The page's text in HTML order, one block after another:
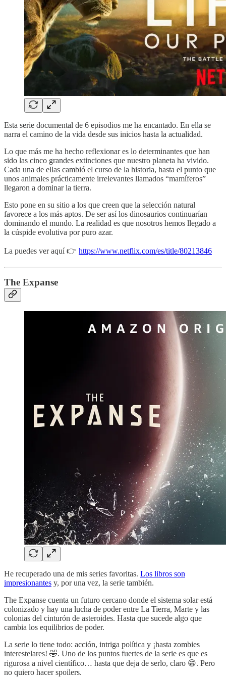
Esta serie documental de 6 episodios me ha encantado. En ella se
narra el camino de la vida desde sus inicios hasta la actualidad.
Lo que más me ha hecho reflexionar es lo determinantes que han
sido las cinco grandes extinciones que nuestro planeta ha vivido.
Cada una de ellas cambió el curso de la historia, hasta el punto que
unos animales prácticamente irrelevantes llamados “mamíferos”
llegaron a dominar la tierra.
Esto pone en su sitio a los que creen que la selección natural
favorece a los más aptos. De ser así los dinosaurios continuarían
dominando el mundo. La realidad es que nosotros hemos llegado a
la cúspide evolutiva por puro azar.
La puedes ver aquí 👉 https://www.netflix.com/es/title/80213846
The Expanse
He recuperado una de mis series favoritas. Los libros son
impresionantes y, por una vez, la serie también.
The Expanse cuenta un futuro cercano donde el sistema solar está
colonizado y hay una lucha de poder entre La Tierra, Marte y las
colonias del cinturón de asteroides. Hasta que sucede algo que
cambia los equilibrios de poder.
La serie lo tiene todo: acción, intriga política y ¡hasta zombies
interestelares! 🤣. Uno de los puntos fuertes de la serie es que es
rigurosa a nivel científico… hasta que deja de serlo, claro 😁. Pero
no quiero hacer spoilers.